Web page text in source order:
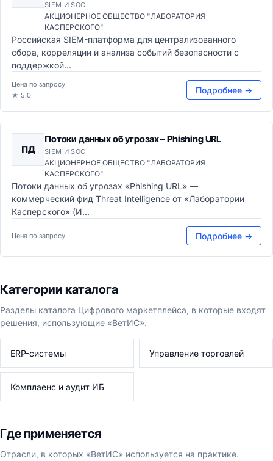
SIEM И SOC
АКЦИОНЕРНОЕ ОБЩЕСТВО "ЛАБОРАТОРИЯ
КАСПЕРСКОГО"
Российская SIEM-платформа для централизованного
сбора, корреляции и анализа событий безопасности с
поддержкой...
Цена по запросу
★ 5.0
Подробнее →
ПД
Потоки данных об угрозах – Phishing URL
SIEM И SOC
АКЦИОНЕРНОЕ ОБЩЕСТВО "ЛАБОРАТОРИЯ
КАСПЕРСКОГО"
Потоки данных об угрозах «Phishing URL» —
коммерческий фид Threat Intelligence от «Лаборатории
Касперского» (И...
Цена по запросу Подробнее →
Категории каталога
Разделы каталога Цифрового маркетплейса, в которые входят
решения, использующие «ВетИС».
ERP-системы Управление торговлей
Комплаенс и аудит ИБ
Где применяется
Отрасли, в которых «ВетИС» используется на практике.